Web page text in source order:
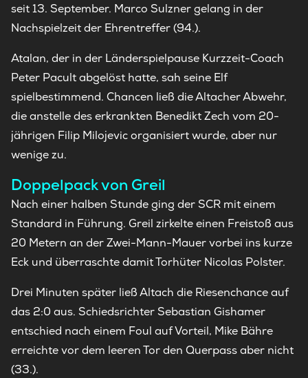
seit 13. September. Marco Sulzner gelang in der
Nachspielzeit der Ehrentreffer (94.).
Atalan, der in der Länderspielpause Kurzzeit-Coach
Peter Pacult abgelöst hatte, sah seine Elf
spielbestimmend. Chancen ließ die Altacher Abwehr,
die anstelle des erkrankten Benedikt Zech vom 20-
jährigen Filip Milojevic organisiert wurde, aber nur
wenige zu.
Doppelpack von Greil
Nach einer halben Stunde ging der SCR mit einem
Standard in Führung. Greil zirkelte einen Freistoß aus
20 Metern an der Zwei-Mann-Mauer vorbei ins kurze
Eck und überraschte damit Torhüter Nicolas Polster.
Drei Minuten später ließ Altach die Riesenchance auf
das 2:0 aus. Schiedsrichter Sebastian Gishamer
entschied nach einem Foul auf Vorteil, Mike Bähre
erreichte vor dem leeren Tor den Querpass aber nicht
(33.).